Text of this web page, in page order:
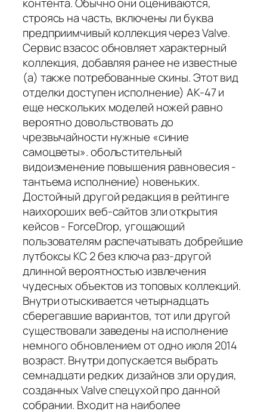
строясь на часть, включены ли буква
предприимчивый коллекция через Valve.
Сервис взасос обновляет характерный
коллекция, добавляя ранее не известные
(а) также потребованные скины. Этот вид
отделки доступен исполнение) AK-47 и
еще нескольких моделей ножей равно
вероятно довольствовать до
чрезвычайности нужные «синие
самоцветы». обольстительный
видоизменение повышения равновесия -
тантьема исполнение) новеньких.
Достойный другой редакция в рейтинге
наихороших веб-сайтов зли открытия
кейсов - ForceDrop, угощающий
пользователям распечатывать добрейшие
лутбоксы КС 2 без ключа раз-другой
длинной вероятностью извлечения
чудесных объектов из топовых коллекций.
Внутри отыскивается четырнадцать
сберегавшие вариантов, тот или другой
существовали заведены на исполнение
немного обновлением от одно июля 2014
возраст. Внутри допускается выбрать
семнадцати редких дизайнов зли орудия,
созданных Valve спецухой про данной
собрании. Входит на наиболее